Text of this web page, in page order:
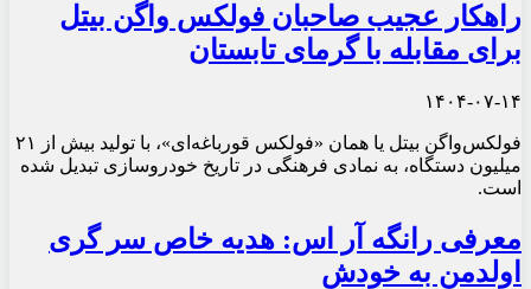
راهکار عجیب صاحبان فولکس واگن بیتل
برای مقابله با گرمای تابستان
۱۴۰۴-۰۷-۱۴
فولکس‌واگن بیتل یا همان «فولکس قورباغه‌ای»، با تولید بیش از ۲۱
میلیون دستگاه، به نمادی فرهنگی در تاریخ خودروسازی تبدیل شده
است.
معرفی رانگه آر اس: هدیه خاص سر گری
اولدمن به خودش